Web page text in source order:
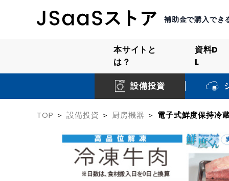
補助金で購入でき
本サイトと
は？
資料D
L
設備投資
TOP 設備投資 厨房機器 電子式鮮度保持冷